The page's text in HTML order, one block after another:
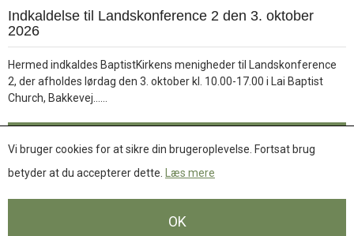
1.
jul.
Indkaldelse til Landskonference 2 den 3. oktober
2026
Hermed indkaldes BaptistKirkens menigheder til Landskonference
2, der afholdes lørdag den 3. oktober kl. 10.00-17.00 i Lai Baptist
Church, Bakkevej……
Læs mere
Vi bruger cookies for at sikre din brugeroplevelse. Fortsat brug
betyder at du accepterer dette.
Læs mere
OK